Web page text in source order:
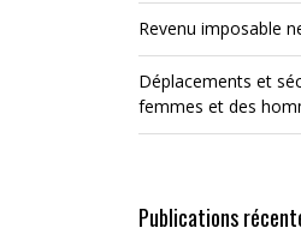
Revenu imposable
Déplacements et
femmes et des
Publications